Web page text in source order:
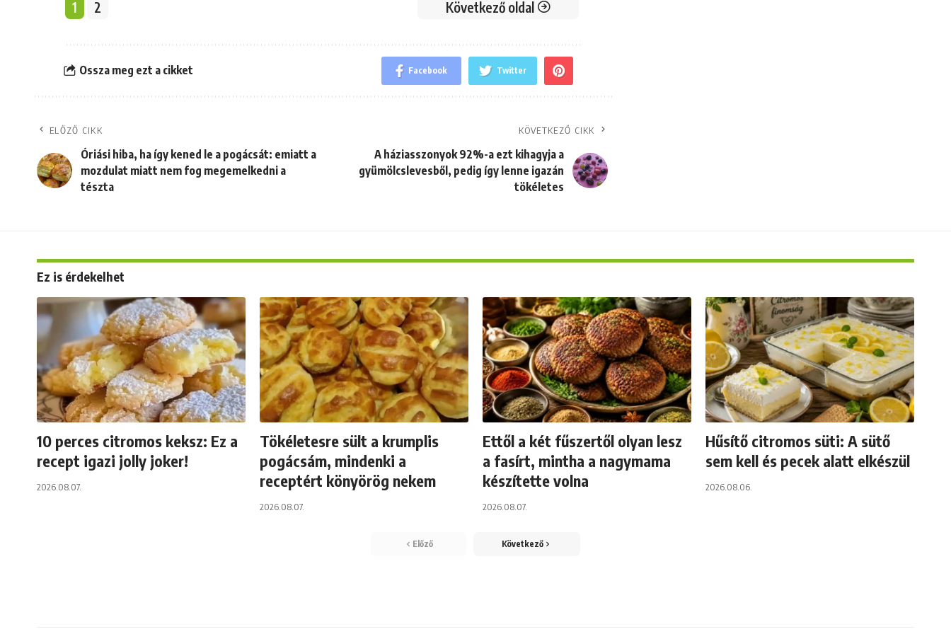
1 2 Következő oldal
Ossza meg ezt a cikket Facebook Twitter
ELŐZŐ CIKK
Óriási hiba, ha így kened le a pogácsát: emiatt a
mozdulat miatt nem fog megemelkedni a
tészta
KÖVETKEZŐ CIKK
A háziasszonyok 92%-a ezt kihagyja a
gyümölcslevesből, pedig így lenne igazán
tökéletes
Ez is érdekelhet
10 perces citromos keksz: Ez a
recept igazi jolly joker!
2026.08.07.
Tökéletesre sült a krumplis
pogácsám, mindenki a
receptért könyörög nekem
2026.08.07.
Ettől a két fűszertől olyan lesz
a fasírt, mintha a nagymama
készítette volna
2026.08.07.
Hűsítő citromos süti: A sütő
sem kell és pecek alatt elkészül
2026.08.06.
Előző Következő